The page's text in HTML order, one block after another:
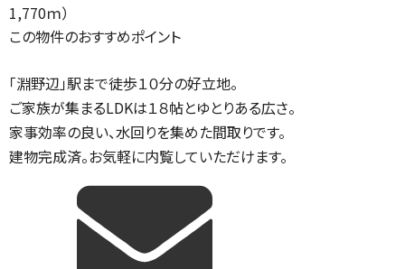
1,770ｍ）
この物件のおすすめポイント
「淵野辺」駅まで徒歩１０分の好立地。
ご家族が集まるLDKは１８帖とゆとりある広さ。
家事効率の良い、水回りを集めた間取りです。
建物完成済。お気軽に内覧していただけます。